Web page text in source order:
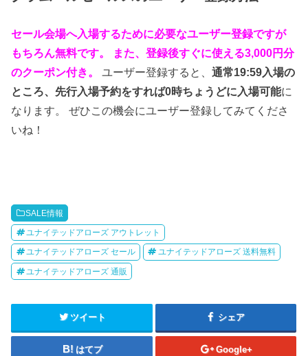
セール会場へ入場するために必要なユーザー登録ですが
もちろん無料です。
また、登録後すぐに使える3,000円分
のクーポン付き。
ユーザー登録すると、通常19:59入場の
ところ、先行入場予約をすれば0時ちょうどに入場可能に
なります。 ぜひこの機会にユーザー登録してみてくださ
いね！
SALE情報
ユナイテッドアローズ アウトレット
ユナイテッドアローズ セール ユナイテッドアローズ 送料無料
ユナイテッドアローズ 通販
ツイート シェア
はてブ Google+